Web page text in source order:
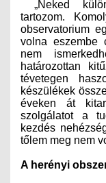
„Neked
tartozom.
observatorium
volna eszembe
nem
határozottan
tévetegen
készülékek
éveken át
szolgálatot a
kezdés
tőlem meg nem
A herényi